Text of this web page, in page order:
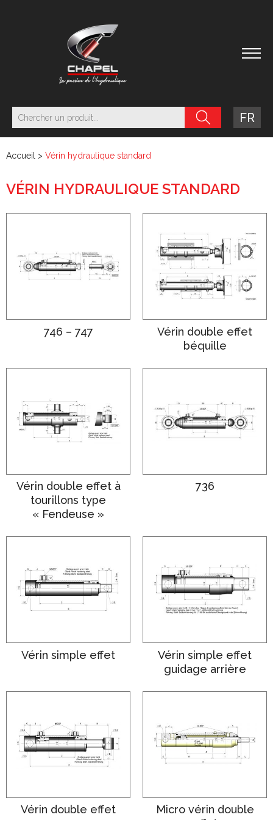
FR
Accueil > Vérin hydraulique standard
VÉRIN HYDRAULIQUE STANDARD
746 – 747
Vérin double effet
béquille
Vérin double effet à
tourillons type
« Fendeuse »
736
Vérin simple effet
Vérin simple effet
guidage arrière
Vérin double effet
Micro vérin double